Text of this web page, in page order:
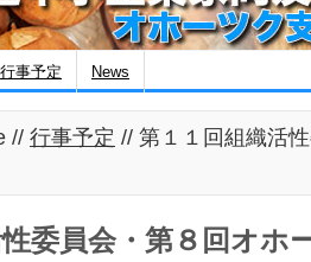
行事予定 News
// 行事予定 // 第１１回組織活
委員会・第８回オホ